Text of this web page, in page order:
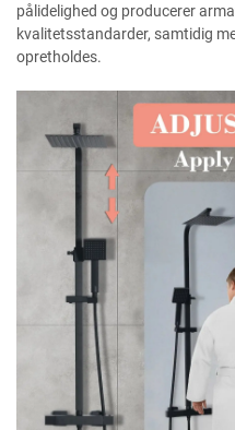
pålidelighed og producerer
kvalitetsstandarder, samtidig
opretholdes.